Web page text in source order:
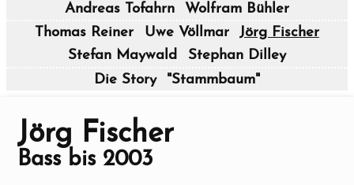
Andreas Tofahrn Wolfram Bühler
|
Thomas Reiner Uwe Völlmar
Jörg Fischer
Stefan Maywald
Stephan Dilley
|
Die Story "Stammbaum"
Jörg Fischer
Bass bis 2003